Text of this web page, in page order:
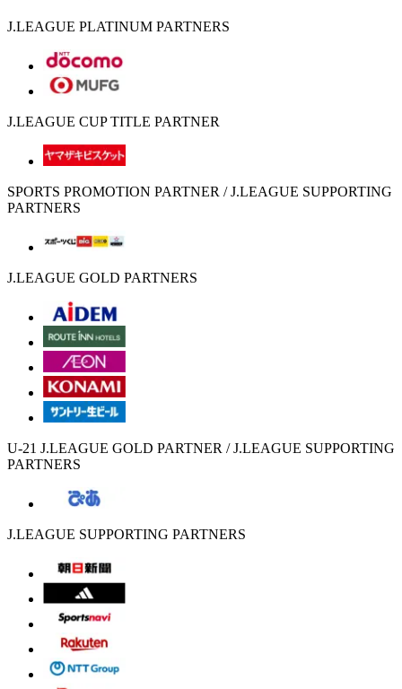
J.LEAGUE PLATINUM PARTNERS
J.LEAGUE CUP TITLE PARTNER
SPORTS PROMOTION PARTNER / J.LEAGUE SUPPORTING
PARTNERS
J.LEAGUE GOLD PARTNERS
U-21 J.LEAGUE GOLD PARTNER / J.LEAGUE SUPPORTING
PARTNERS
J.LEAGUE SUPPORTING PARTNERS